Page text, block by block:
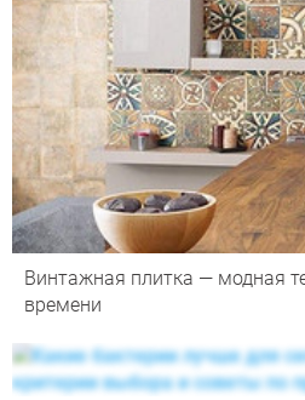
Винтажная плитка — модная
времени